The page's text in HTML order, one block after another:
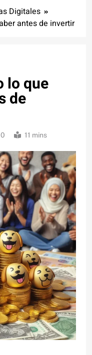
Digitales
antes de invertir
lo que
de
0 11 mins